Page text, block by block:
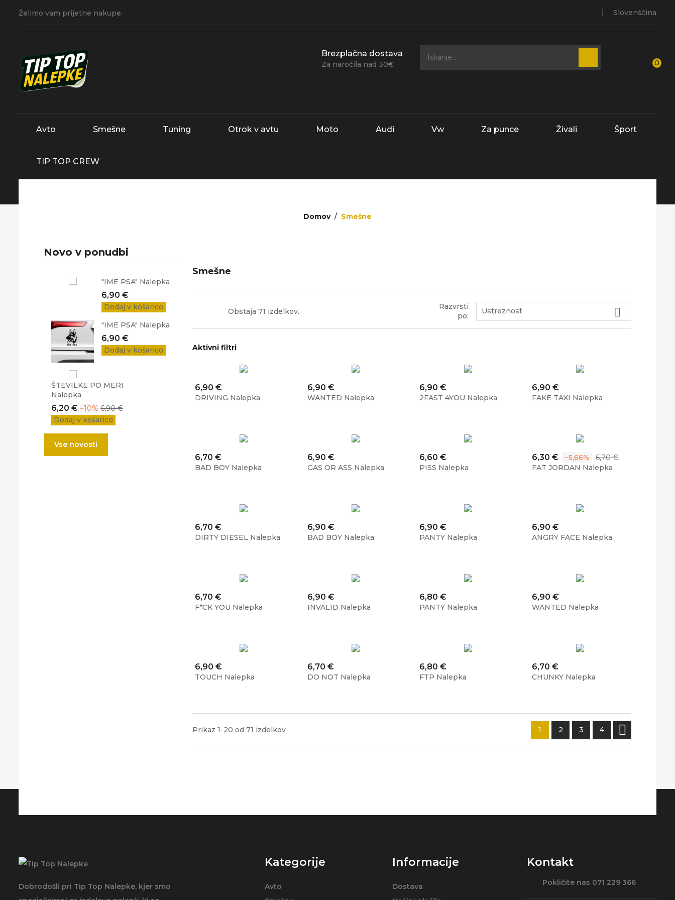
Želimo vam prijetne nakupe. Slovenščina
0
Brezplačna dostava
Za naročila nad 30€
Avto Smešne Tuning Otrok v avtu Moto Audi Vw Za punce Živali Šport
TIP TOP CREW
Domov Smešne
Novo v ponudbi
"IME PSA" Nalepka
Cena
6,90 €
Dodaj v košarico
"IME PSA" Nalepka
Cena
6,90 €
Dodaj v košarico
ŠTEVILKE PO MERI
Nalepka
Cena
6,20 € −10% Običajna
cena
6,90 €
Dodaj v košarico
Vse novosti
Smešne
Obstaja 71 izdelkov.
Razvrsti
po:
Ustreznost 
Aktivni filtri
Cena
6,90 €
DRIVING Nalepka
Cena
6,90 €
WANTED Nalepka
Cena
6,90 €
2FAST 4YOU Nalepka
Cena
6,90 €
FAKE TAXI Nalepka
Cena
6,70 €
BAD BOY Nalepka
Cena
6,90 €
GAS OR ASS Nalepka
Cena
6,60 €
PISS Nalepka
Cena
6,30 € −5,66%
Običajna
cena
6,70 €
FAT JORDAN Nalepka
Cena
6,70 €
DIRTY DIESEL Nalepka
Cena
6,90 €
BAD BOY Nalepka
Cena
6,90 €
PANTY Nalepka
Cena
6,90 €
ANGRY FACE Nalepka
Cena
6,70 €
F*CK YOU Nalepka
Cena
6,90 €
INVALID Nalepka
Cena
6,80 €
PANTY Nalepka
Cena
6,90 €
WANTED Nalepka
Cena
6,90 €
TOUCH Nalepka
Cena
6,70 €
DO NOT Nalepka
Cena
6,80 €
FTP Nalepka
Cena
6,70 €
CHUNKY Nalepka
Prikaz 1-20 od 71 izdelkov 1 2 3 4 
Dobrodošli pri Tip Top Nalepke, kjer smo
Kategorije
Avto
Informacije
Dostava
Kontakt
Pokličite nas 071 229 366